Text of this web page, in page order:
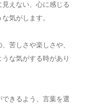
えない、心に感じる
気がします。
苦しさや楽しさや、
な気がする時があり
きるよう、言葉を選